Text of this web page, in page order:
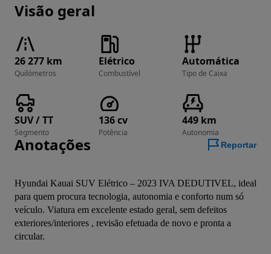
Visão geral
26 277 km
Quilómetros
Elétrico
Combustível
Automática
Tipo de Caixa
SUV / TT
Segmento
136 cv
Potência
449 km
Autonomia
Anotações Reportar
Hyundai Kauai SUV Elétrico – 2023 IVA DEDUTIVEL, ideal
para quem procura tecnologia, autonomia e conforto num só
veículo. Viatura em excelente estado geral, sem defeitos
exteriores/interiores , revisão efetuada de novo e pronta a
circular.